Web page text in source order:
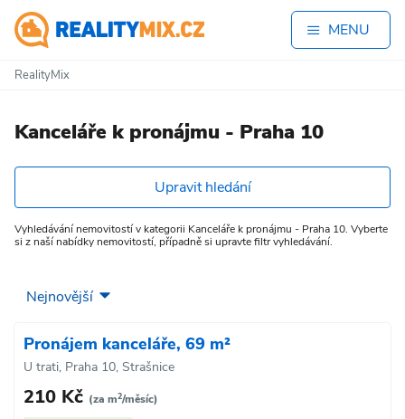
MENU
RealityMix
Kanceláře k pronájmu - Praha 10
Upravit hledání
Vyhledávání nemovitostí v kategorii Kanceláře k pronájmu - Praha 10. Vyberte
si z naší nabídky nemovitostí, případně si upravte filtr vyhledávání.
Pronájem kanceláře, 69 m²
U trati, Praha 10, Strašnice
210 Kč (za m2/měsíc)